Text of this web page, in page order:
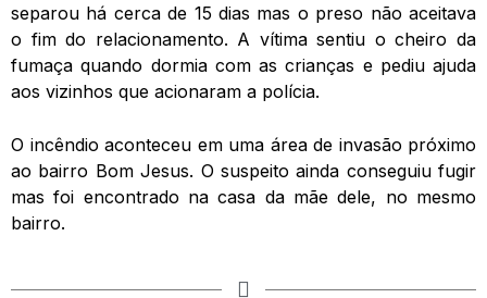
separou há cerca de 15 dias mas o preso não aceitava
o fim do relacionamento. A vítima sentiu o cheiro da
fumaça quando dormia com as crianças e pediu ajuda
aos vizinhos que acionaram a polícia.
O incêndio aconteceu em uma área de invasão próximo
ao bairro Bom Jesus. O suspeito ainda conseguiu fugir
mas foi encontrado na casa da mãe dele, no mesmo
bairro.